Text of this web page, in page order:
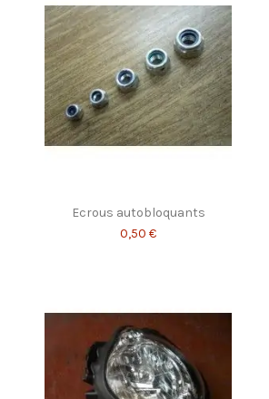
Ecrous autobloquants
0,50 €